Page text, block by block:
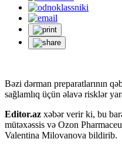
Bəzi dərman preparatlarının
sağlamlıq üçün əlavə risklər
Editor.az xəbər verir ki, bu
mütəxəssis və Ozon
Valentina Milovanova bildirib.